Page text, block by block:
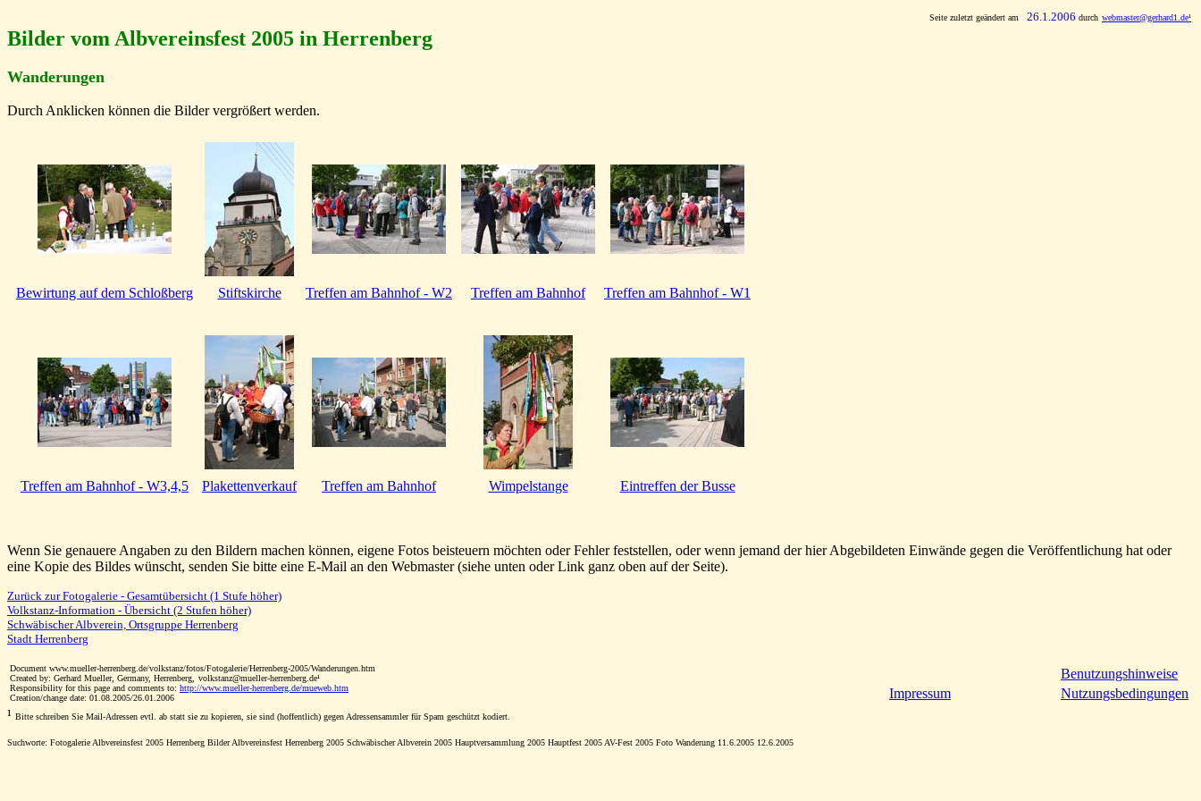
Seite zuletzt geändert am 26.1.2006 durch webmaster@gerhard1.de¹
Bilder vom Albvereinsfest 2005 in Herrenberg
Wanderungen
Durch Anklicken können die Bilder vergrößert werden.
Bewirtung auf dem Schloßberg Stiftskirche Treffen am Bahnhof - W2 Treffen am Bahnhof Treffen am Bahnhof - W1
Treffen am Bahnhof - W3,4,5 Plakettenverkauf Treffen am Bahnhof Wimpelstange Eintreffen der Busse
Wenn Sie genauere Angaben zu den Bildern machen können, eigene Fotos beisteuern möchten oder Fehler feststellen, oder wenn jemand der hier Abgebildeten Einwände gegen die Veröffentlichung hat oder
eine Kopie des Bildes wünscht, senden Sie bitte eine E-Mail an den Webmaster (siehe unten oder Link ganz oben auf der Seite).
Zurück zur Fotogalerie - Gesamtübersicht (1 Stufe höher)
Volkstanz-Information - Übersicht (2 Stufen höher)
Schwäbischer Albverein, Ortsgruppe Herrenberg
Stadt Herrenberg
Document www.mueller-herrenberg.de/volkstanz/fotos/Fotogalerie/Herrenberg-2005/Wanderungen.htm
Created by: Gerhard Mueller, Germany, Herrenberg, volkstanz@mueller-herrenberg.de¹
Responsibility for this page and comments to: http://www.mueller-herrenberg.de/mueweb.htm
Creation/change date: 01.08.2005/26.01.2006
Impressum
Benutzungshinweise
Nutzungsbedingungen
¹ Bitte schreiben Sie Mail-Adressen evtl. ab statt sie zu kopieren, sie sind (hoffentlich) gegen Adressensammler für Spam geschützt kodiert.
Suchworte: Fotogalerie Albvereinsfest 2005 Herrenberg Bilder Albvereinsfest Herrenberg 2005 Schwäbischer Albverein 2005 Hauptversammlung 2005 Hauptfest 2005 AV-Fest 2005 Foto Wanderung 11.6.2005 12.6.2005